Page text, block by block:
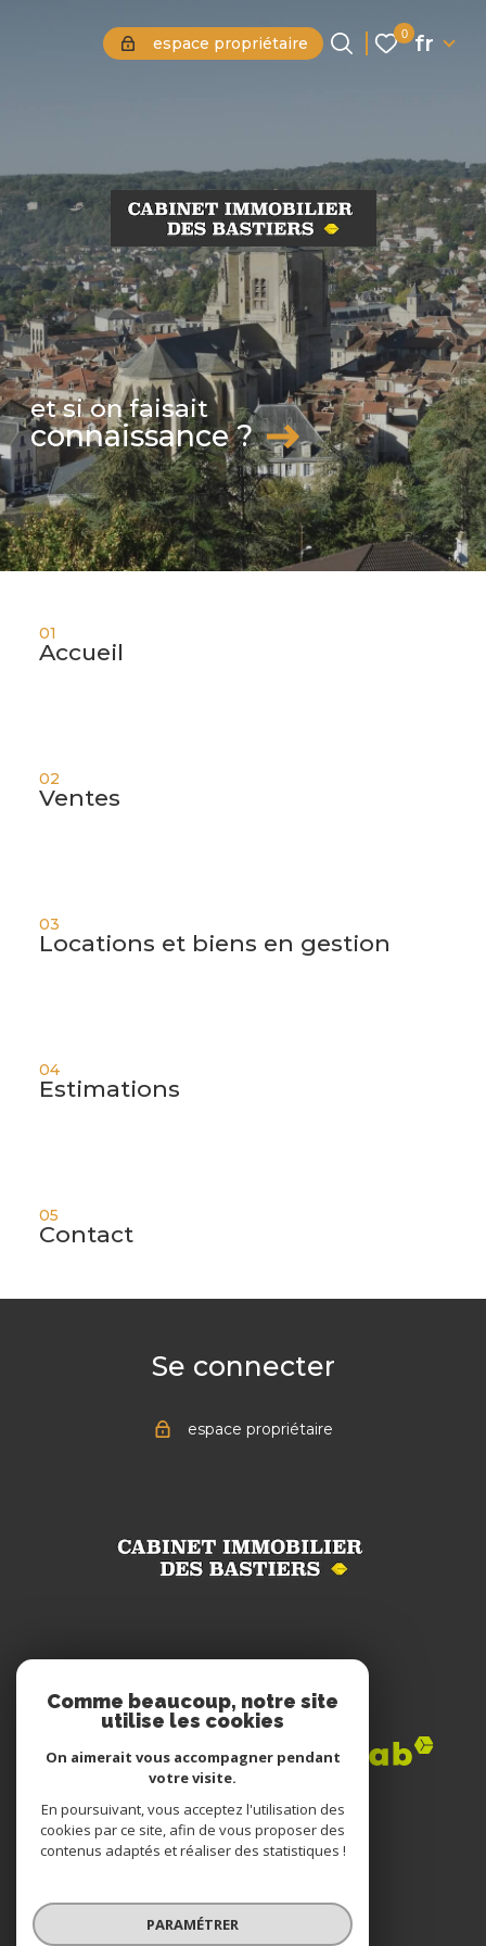
espace propriétaire
0 Langue
fr
Accueil
Langue
fr
et si on faisait
connaissance ?
01
Accueil
02
Ventes
03
Locations et biens en gestion
04
Estimations
05
Contact
Se connecter
espace propriétaire
Adhérents
© 2022
Tous droits réservés
Traduction powered by Google
Comme beaucoup, notre site
utilise les cookies
On aimerait vous accompagner pendant
votre visite.
En poursuivant, vous acceptez l'utilisation des
cookies par ce site, afin de vous proposer des
contenus adaptés et réaliser des statistiques !
PARAMÉTRER